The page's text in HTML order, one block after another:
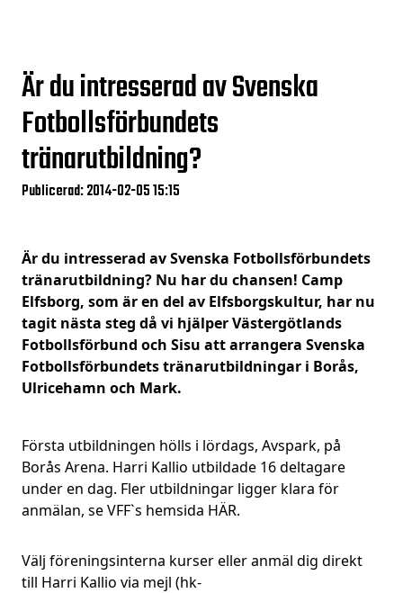
Är du intresserad av Svenska
Fotbollsförbundets
tränarutbildning?
Publicerad: 2014-02-05 15:15
Är du intresserad av Svenska Fotbollsförbundets
tränarutbildning? Nu har du chansen! Camp
Elfsborg, som är en del av Elfsborgskultur, har nu
tagit nästa steg då vi hjälper Västergötlands
Fotbollsförbund och Sisu att arrangera Svenska
Fotbollsförbundets tränarutbildningar i Borås,
Ulricehamn och Mark.
Första utbildningen hölls i lördags, Avspark, på
Borås Arena. Harri Kallio utbildade 16 deltagare
under en dag. Fler utbildningar ligger klara för
anmälan, se VFF`s hemsida HÄR.
Välj föreningsinterna kurser eller anmäl dig direkt
till Harri Kallio via mejl (hk-